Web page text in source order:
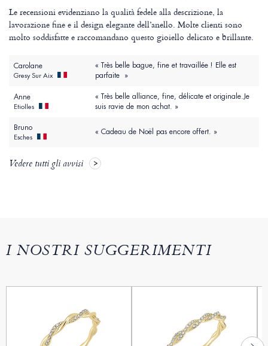
Le recensioni evidenziano la qualità fedele alla descrizione, la
lavorazione fine e il design elegante dell’anello. Molte clienti sono
molto soddisfatte e raccomandano questo gioiello delicato e brillante.
Carolane
Gresy Sur Aix
« Très belle bague, fine et travaillée ! Elle est
parfaite »
Anne
Etiolles
« Très belle alliance, fine, délicate et originale.Je
suis ravie de mon achat. »
Bruno
Esches
« Cadeau de Noël pas encore offert. »
Vedere tutti gli avvisi
I NOSTRI SUGGERIMENTI